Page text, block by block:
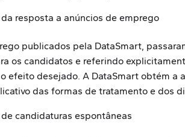
resposta a anúncios de emprego
publicados pela DataSmart,
os candidatos e referindo
efeito desejado. A DataSmart obtém
das formas de tratamento e dos
candidaturas espontâneas